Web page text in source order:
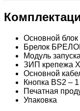
Основной
Брелок
Модуль
ЗИП крепежа
Основной
Кнопка BS2 –
Печатная
Упаковка